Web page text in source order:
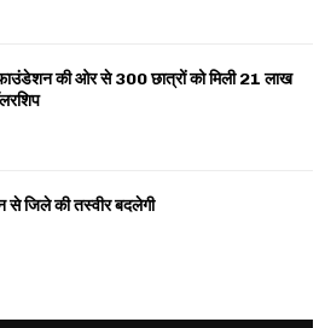
की ओर से 300 छात्रों को मिली 21 लाख
से जिले की तस्वीर बदलेगी